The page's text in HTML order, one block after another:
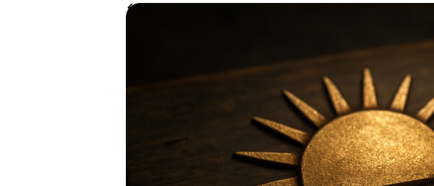
Volver a Historias